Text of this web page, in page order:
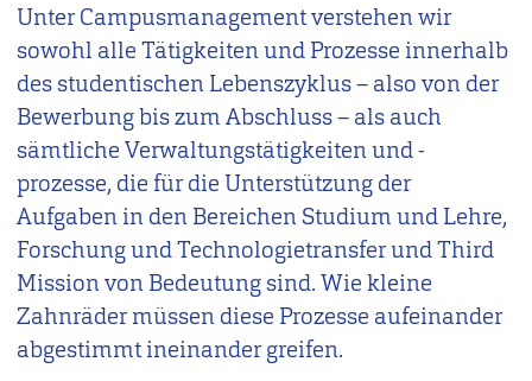
Unter Campusmanagement verstehen wir
sowohl alle Tätigkeiten und Prozesse innerhalb
des studentischen Lebenszyklus – also von der
Bewerbung bis zum Abschluss – als auch
sämtliche Verwaltungstätigkeiten und -
prozesse, die für die Unterstützung der
Aufgaben in den Bereichen Studium und Lehre,
Forschung und Technologietransfer und Third
Mission von Bedeutung sind. Wie kleine
Zahnräder müssen diese Prozesse aufeinander
abgestimmt ineinander greifen.